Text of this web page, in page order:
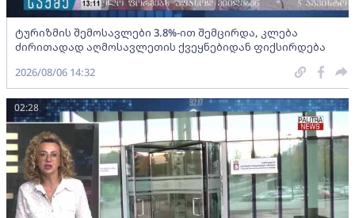
ტურიზმის შემოსავლები 3.8%-ით შემცირდა, კლება
ძირითადად აღმოსავლეთის ქვეყნებიდან ფიქსირდება
2026/08/06 14:32
02:28